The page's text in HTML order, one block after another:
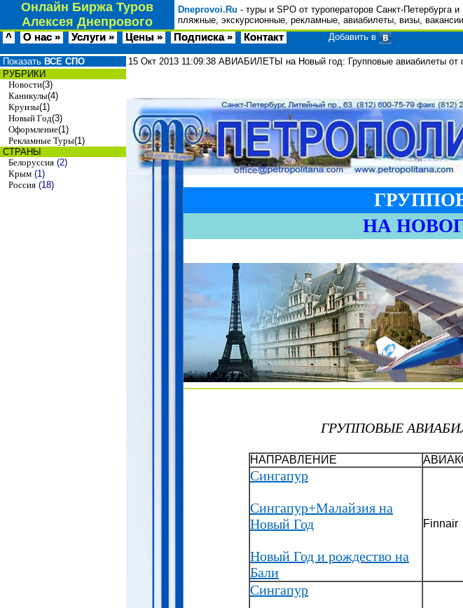
Онлайн Биржа Туров
Алексея Днепрового
Dneprovoi.Ru - туры и SPO от туроператоров Санкт-Петербурга
пляжные, экскурсионные, рекламные, авиабилеты, визы,
^ О нас » Услуги » Цены » Подписка » Контакт Добавить в
Показать ВСЕ СПО
РУБРИКИ
Новости(3)
Каникулы(4)
Круизы(1)
Новый Год(3)
Оформление(1)
Рекламные Туры(1)
СТРАНЫ
Белоруссия (2)
Крым (1)
Россия (18)
15 Окт 2013 11:09:38 АВИАБИЛЕТЫ на Новый год: Групповые авиабилеты
НА
ГРУППОВЫЕ
НАПРАВЛЕНИЕ
Сингапур
Сингапур+Малайзия на
Новый Год
Новый Год и рождество на
Бали
Finnair
Сингапур